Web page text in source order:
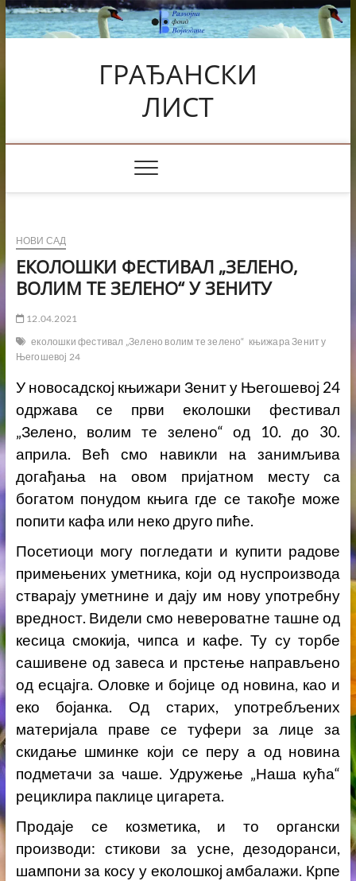
Skip
to
content
ГРАЂАНСКИ
ЛИСТ
НОВИ САД
ЕКОЛОШКИ ФЕСТИВАЛ „ЗЕЛЕНО,
ВОЛИМ ТЕ ЗЕЛЕНО“ У ЗЕНИТУ
12.04.2021
еколошки фестивал „Зелено волим те зелено“ књижара Зенит у
Његошевој 24
У новосадској књижари Зенит у Његошевој 24
одржава се први еколошки фестивал
„Зелено, волим те зелено“ од 10. до 30.
априла. Већ смо навикли на занимљива
догађања на овом пријатном месту са
богатом понудом књига где се такође може
попити кафа или неко друго пиће.
Посетиоци могу погледати и купити радове
примењених уметника, који од нуспроизвода
стварају уметнине и дају им нову употребну
вредност. Видели смо невероватне ташне од
кесица смокија, чипса и кафе. Ту су торбе
сашивене од завеса и прстење направљено
од есцајга. Оловке и бојице од новина, као и
еко бојанка. Од старих, употребљених
материјала праве се туфери за лице за
скидање шминке који се перу а од новина
подметачи за чаше. Удружење „Наша кућа“
рециклира паклице цигарета.
Продаје се козметика, и то органски
производи: стикови за усне, дезодоранси,
шампони за косу у еколошкој амбалажи. Крпе